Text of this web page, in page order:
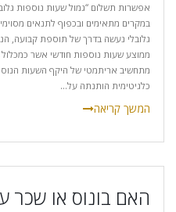
אפשרות תשלום “גמול שעות נוספות
במקרים מתאימים ובכפוף לתנאים
גלובלי נעשה בדרך של תוספת קבועה,
ממוצע שעות נוספות חודשי אשר
מתחשיב אריתמטי של היקף השעות
כלגיטימית הותנתה על...
האם בונוס או שכר